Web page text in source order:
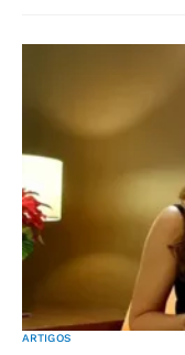
ARTIGOS